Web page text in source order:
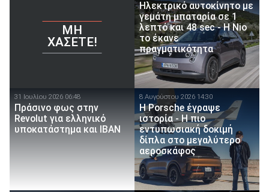
ΜΗ
ΧΆΣΕΤΕ!
Ηλεκτρικό αυτοκίνητο με
γεμάτη μπαταρία σε 1
λεπτό και 48 sec - Η Nio
το έκανε
πραγματικότητα
31 Ιουλίου 2026 06:48
Πράσινο φως στην
Revolut για ελληνικό
υποκατάστημα και IBAN
8 Αυγούστου 2026 14:30
H Porsche έγραψε
ιστορία - H πιο
εντυπωσιακή δοκιμή
δίπλα στο μεγαλύτερο
αεροσκάφος